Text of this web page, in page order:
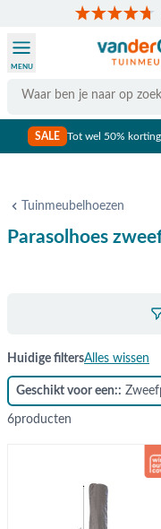
Search
MENU
SALE Tot wel 50%
Tuinmeubelhoezen
Parasolhoes
Huidige filtersAlles wissen
Geschikt voor een:
6producten